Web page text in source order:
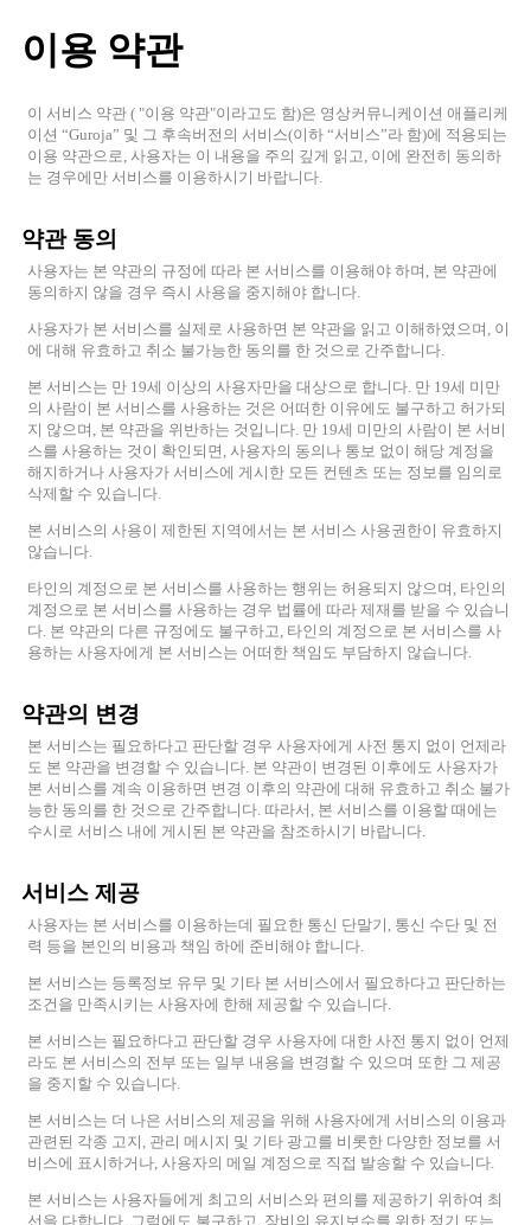
이용 약관
이 서비스 약관 ( "이용 약관"이라고도 함)은 영상커뮤니케이션 애플리케
이션 “Guroja” 및 그 후속버전의 서비스(이하 “서비스”라 함)에 적용되는
이용 약관으로, 사용자는 이 내용을 주의 깊게 읽고, 이에 완전히 동의하
는 경우에만 서비스를 이용하시기 바랍니다.
약관 동의
사용자는 본 약관의 규정에 따라 본 서비스를 이용해야 하며, 본 약관에
동의하지 않을 경우 즉시 사용을 중지해야 합니다.
사용자가 본 서비스를 실제로 사용하면 본 약관을 읽고 이해하였으며, 이
에 대해 유효하고 취소 불가능한 동의를 한 것으로 간주합니다.
본 서비스는 만 19세 이상의 사용자만을 대상으로 합니다. 만 19세 미만
의 사람이 본 서비스를 사용하는 것은 어떠한 이유에도 불구하고 허가되
지 않으며, 본 약관을 위반하는 것입니다. 만 19세 미만의 사람이 본 서비
스를 사용하는 것이 확인되면, 사용자의 동의나 통보 없이 해당 계정을
해지하거나 사용자가 서비스에 게시한 모든 컨텐츠 또는 정보를 임의로
삭제할 수 있습니다.
본 서비스의 사용이 제한된 지역에서는 본 서비스 사용권한이 유효하지
않습니다.
타인의 계정으로 본 서비스를 사용하는 행위는 허용되지 않으며, 타인의
계정으로 본 서비스를 사용하는 경우 법률에 따라 제재를 받을 수 있습니
다. 본 약관의 다른 규정에도 불구하고, 타인의 계정으로 본 서비스를 사
용하는 사용자에게 본 서비스는 어떠한 책임도 부담하지 않습니다.
약관의 변경
본 서비스는 필요하다고 판단할 경우 사용자에게 사전 통지 없이 언제라
도 본 약관을 변경할 수 있습니다. 본 약관이 변경된 이후에도 사용자가
본 서비스를 계속 이용하면 변경 이후의 약관에 대해 유효하고 취소 불가
능한 동의를 한 것으로 간주합니다. 따라서, 본 서비스를 이용할 때에는
수시로 서비스 내에 게시된 본 약관을 참조하시기 바랍니다.
서비스 제공
사용자는 본 서비스를 이용하는데 필요한 통신 단말기, 통신 수단 및 전
력 등을 본인의 비용과 책임 하에 준비해야 합니다.
본 서비스는 등록정보 유무 및 기타 본 서비스에서 필요하다고 판단하는
조건을 만족시키는 사용자에 한해 제공할 수 있습니다.
본 서비스는 필요하다고 판단할 경우 사용자에 대한 사전 통지 없이 언제
라도 본 서비스의 전부 또는 일부 내용을 변경할 수 있으며 또한 그 제공
을 중지할 수 있습니다.
본 서비스는 더 나은 서비스의 제공을 위해 사용자에게 서비스의 이용과
관련된 각종 고지, 관리 메시지 및 기타 광고를 비롯한 다양한 정보를 서
비스에 표시하거나, 사용자의 메일 계정으로 직접 발송할 수 있습니다.
본 서비스는 사용자들에게 최고의 서비스와 편의를 제공하기 위하여 최
선을 다합니다. 그럼에도 불구하고, 장비의 유지보수를 위한 정기 또는